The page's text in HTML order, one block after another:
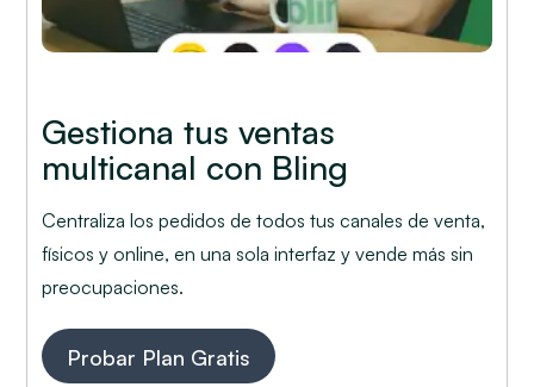
Gestiona tus ventas
multicanal con Bling
Centraliza los pedidos de todos tus canales de venta,
físicos y online, en una sola interfaz y vende más sin
preocupaciones.
Probar Plan Gratis